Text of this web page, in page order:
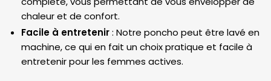
chaleur et de confort.
Facile à entretenir: Notre poncho peut être lavé en
machine, ce qui en fait un choix pratique et facile à
entretenir pour les femmes actives.